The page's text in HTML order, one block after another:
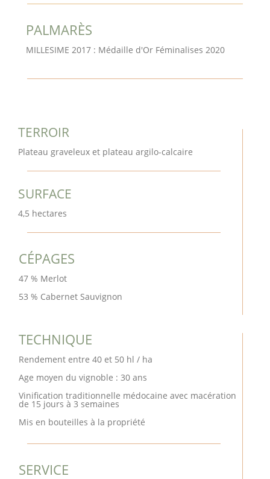
PALMARÈS
MILLESIME 2017 : Médaille d'Or Féminalises 2020
TERROIR
Plateau graveleux et plateau argilo-calcaire
SURFACE
4,5 hectares
CÉPAGES
47 % Merlot
53 % Cabernet Sauvignon
TECHNIQUE
Rendement entre 40 et 50 hl / ha
Age moyen du vignoble : 30 ans
Vinification traditionnelle médocaine avec macération
de 15 jours à 3 semaines
Mis en bouteilles à la propriété
SERVICE